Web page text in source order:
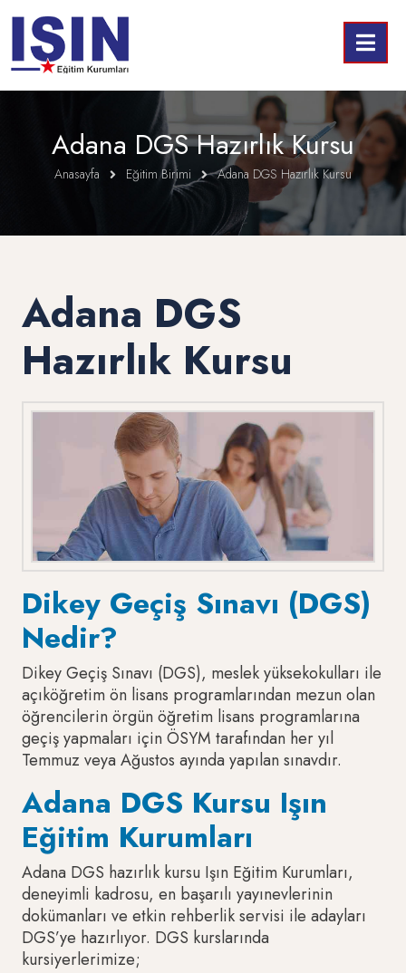
Adana DGS Hazırlık Kursu
Anasayfa Eğitim Birimi Adana DGS Hazırlık Kursu
Adana DGS
Hazırlık Kursu
Dikey Geçiş Sınavı (DGS)
Nedir?
Dikey Geçiş Sınavı (DGS), meslek yüksekokulları ile
açıköğretim ön lisans programlarından mezun olan
öğrencilerin örgün öğretim lisans programlarına
geçiş yapmaları için ÖSYM tarafından her yıl
Temmuz veya Ağustos ayında yapılan sınavdır.
Adana DGS Kursu Işın
Eğitim Kurumları
Adana DGS hazırlık kursu Işın Eğitim Kurumları,
deneyimli kadrosu, en başarılı yayınevlerinin
dokümanları ve etkin rehberlik servisi ile adayları
DGS’ye hazırlıyor. DGS kurslarında
kursiyerlerimize;